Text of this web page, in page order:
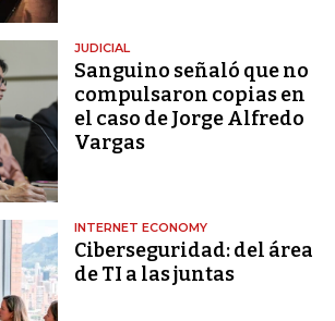
JUDICIAL
Sanguino señaló que no
compulsaron copias en
el caso de Jorge Alfredo
Vargas
INTERNET ECONOMY
Ciberseguridad: del área
de TI a las juntas